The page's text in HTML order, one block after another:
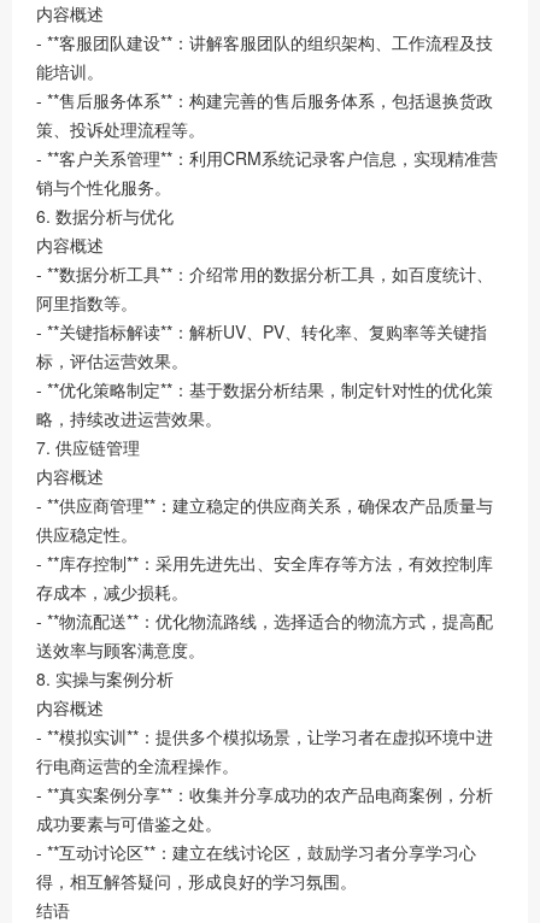
内容概述
- **客服团队建设**：讲解客服团队的组织架构、工作流程及技
能培训。
- **售后服务体系**：构建完善的售后服务体系，包括退换货政
策、投诉处理流程等。
- **客户关系管理**：利用CRM系统记录客户信息，实现精准营
销与个性化服务。
6. 数据分析与优化
内容概述
- **数据分析工具**：介绍常用的数据分析工具，如百度统计、
阿里指数等。
- **关键指标解读**：解析UV、PV、转化率、复购率等关键指
标，评估运营效果。
- **优化策略制定**：基于数据分析结果，制定针对性的优化策
略，持续改进运营效果。
7. 供应链管理
内容概述
- **供应商管理**：建立稳定的供应商关系，确保农产品质量与
供应稳定性。
- **库存控制**：采用先进先出、安全库存等方法，有效控制库
存成本，减少损耗。
- **物流配送**：优化物流路线，选择适合的物流方式，提高配
送效率与顾客满意度。
8. 实操与案例分析
内容概述
- **模拟实训**：提供多个模拟场景，让学习者在虚拟环境中进
行电商运营的全流程操作。
- **真实案例分享**：收集并分享成功的农产品电商案例，分析
成功要素与可借鉴之处。
- **互动讨论区**：建立在线讨论区，鼓励学习者分享学习心
得，相互解答疑问，形成良好的学习氛围。
结语